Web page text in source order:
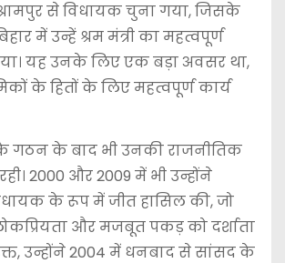
से विधायक चुना गया, जिसके
में उन्हें श्रम मंत्री का महत्वपूर्ण
यह उनके लिए एक बड़ा अवसर था,
के हितों के लिए महत्वपूर्ण कार्य
गठन के बाद भी उनकी राजनीतिक
2000 और 2009 में भी उन्होंने
के रूप में जीत हासिल की, जो
और मजबूत पकड़ को दर्शाता
उन्होंने 2004 में धनबाद से सांसद के